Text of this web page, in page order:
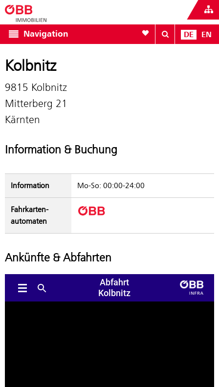
Navigation Zur Favoritenliste
DE EN
Kolbnitz
9815 Kolbnitz
Mitterberg 21
Kärnten
Information & Buchung
Information Mo-So: 00:00-24:00
Fahrkarten­
automaten
Ankünfte & Abfahrten